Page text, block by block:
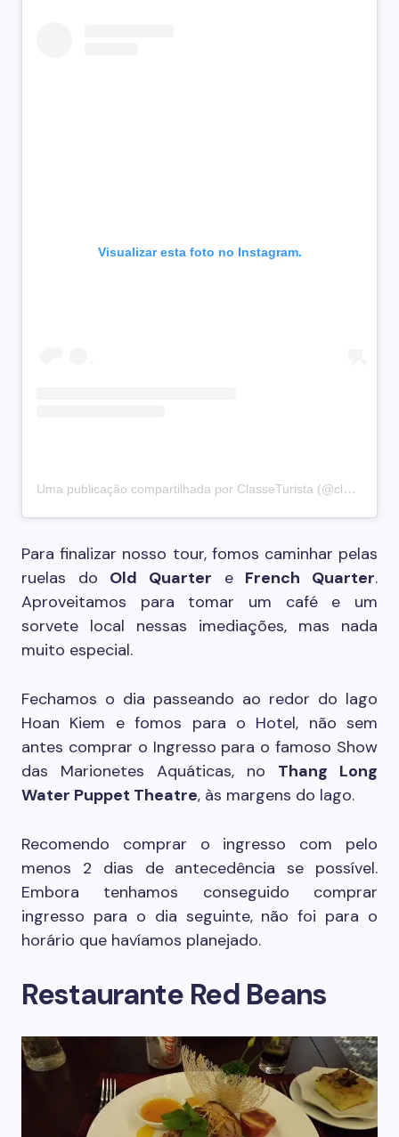
Visualizar esta foto no Instagram.
Uma publicação compartilhada por ClasseTurista (@classeturista)
Para finalizar nosso tour, fomos caminhar pelas
ruelas do Old Quarter e French Quarter.
Aproveitamos para tomar um café e um
sorvete local nessas imediações, mas nada
muito especial.
Fechamos o dia passeando ao redor do lago
Hoan Kiem e fomos para o Hotel, não sem
antes comprar o Ingresso para o famoso Show
das Marionetes Aquáticas, no Thang Long
Water Puppet Theatre, às margens do lago.
Recomendo comprar o ingresso com pelo
menos 2 dias de antecedência se possível.
Embora tenhamos conseguido comprar
ingresso para o dia seguinte, não foi para o
horário que havíamos planejado.
Restaurante Red Beans